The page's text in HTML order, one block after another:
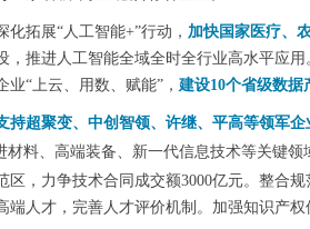
化拓展“人工智能+”行动， 加快国家医疗、
，推进人工智能全域全时全行业高水平应
业“上云、用数、赋能”， 建设10个省级数据
持超聚变、中创智领、许继、平高等领军
材料、高端装备、新一代信息技术等关键
区，力争技术合同成交额3000亿元。整合
端人才，完善人才评价机制。加强知识产